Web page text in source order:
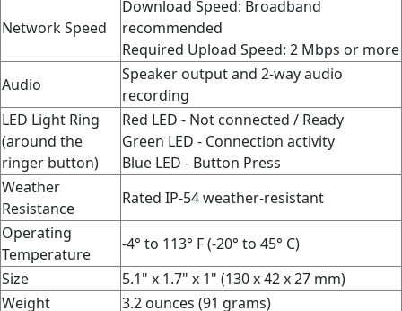
Network Speed
Download Speed: Broadband
recommended
Required Upload Speed: 2 Mbps or more
Audio
Speaker output and 2-way audio
recording
LED Light Ring
(around the
ringer button)
Red LED - Not connected / Ready
Green LED - Connection activity
Blue LED - Button Press
Weather
Resistance
Rated IP-54 weather-resistant
Operating
Temperature
-4° to 113° F (-20° to 45° C)
Size
5.1" x 1.7" x 1" (130 x 42 x 27 mm)
Weight
3.2 ounces (91 grams)